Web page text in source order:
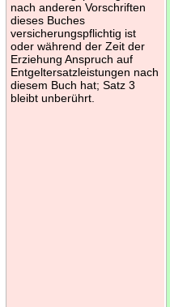
nach anderen Vorschriften
dieses Buches
versicherungspflichtig ist
oder während der Zeit der
Erziehung Anspruch auf
Entgeltersatzleistungen nach
diesem Buch hat; Satz 3
bleibt unberührt.